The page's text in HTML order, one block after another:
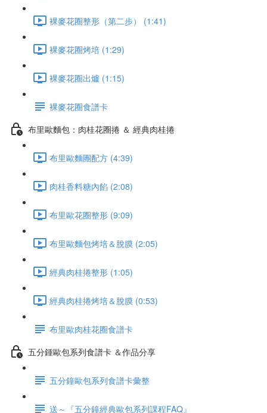
裸麥花圈整形（第二步） (1:41)
裸麥花圈烤培 (1:29)
裸麥花圈出爐 (1:15)
裸麥花圈食譜卡
布里歐麵包：肉桂花圈捲 ＆ 經典肉桂捲
布里歐麵團配方 (4:39)
肉桂香料糖內餡 (2:08)
布里歐花圈整形 (9:09)
布里歐麵包烤培＆脫膜 (2:05)
經典肉桂捲整形 (1:05)
經典肉桂捲烤培＆脫膜 (0:53)
布里歐肉桂花圈食譜卡
五分鍾歐包系列食譜卡 ＆作品分享
五分鐘歐包系列食譜卡彙整
送～『五分鐘經典歐包系列課程FAQ』